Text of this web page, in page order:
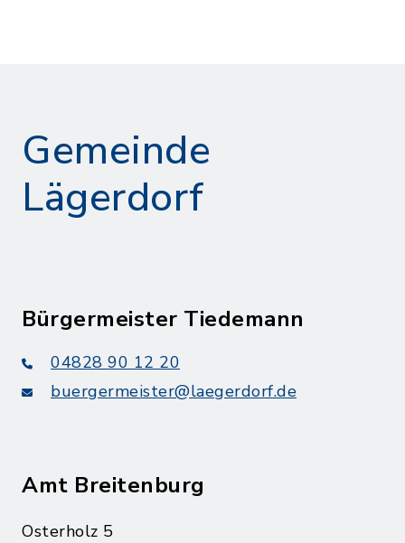
Gemeinde
Lägerdorf
Bürgermeister Tiedemann
04828 90 12 20
buergermeister@laegerdorf.de
Amt Breitenburg
Osterholz 5